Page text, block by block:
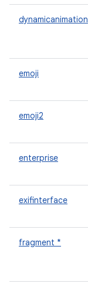
dynamicanimation
emoji
emoji2
enterprise
exifinterface
fragment *